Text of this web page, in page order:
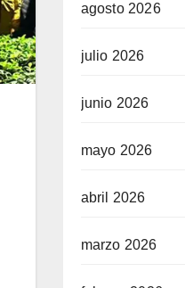
agosto 2026
julio 2026
junio 2026
mayo 2026
abril 2026
marzo 2026